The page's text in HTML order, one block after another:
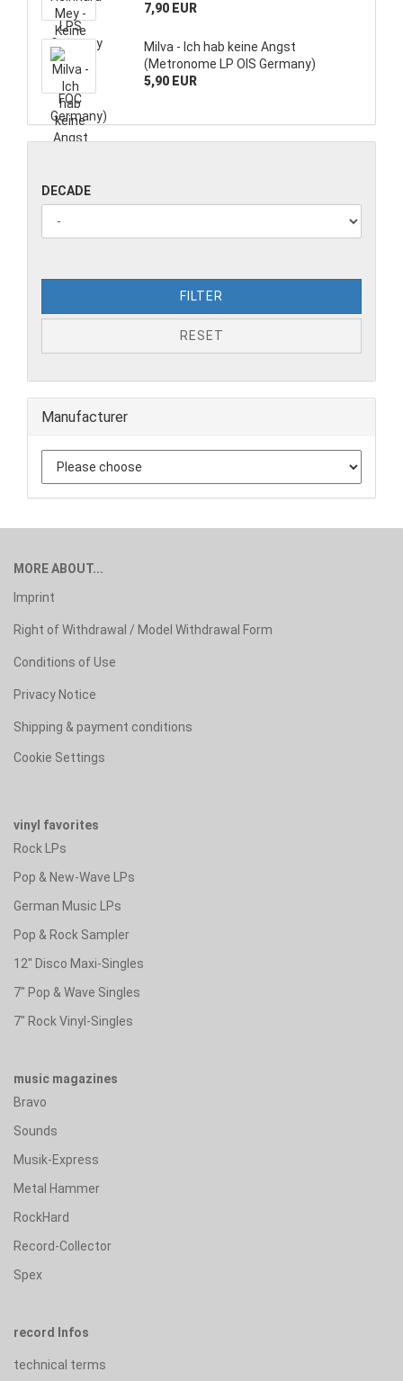
7,90 EUR
Milva - Ich hab keine Angst
(Metronome LP OIS Germany)
5,90 EUR
DECADE
FILTER
RESET
Manufacturer
MORE ABOUT...
Imprint
Right of Withdrawal / Model Withdrawal Form
Conditions of Use
Privacy Notice
Shipping & payment conditions
Cookie Settings
vinyl favorites
Rock LPs
Pop & New-Wave LPs
German Music LPs
Pop & Rock Sampler
12" Disco Maxi-Singles
7" Pop & Wave Singles
7" Rock Vinyl-Singles
music magazines
Bravo
Sounds
Musik-Express
Metal Hammer
RockHard
Record-Collector
Spex
record Infos
technical terms